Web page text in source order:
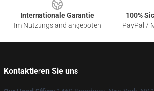
Internationale Garantie
Im Nutzungsland angeboten
100%
PayPal /
Kontaktieren Sie uns